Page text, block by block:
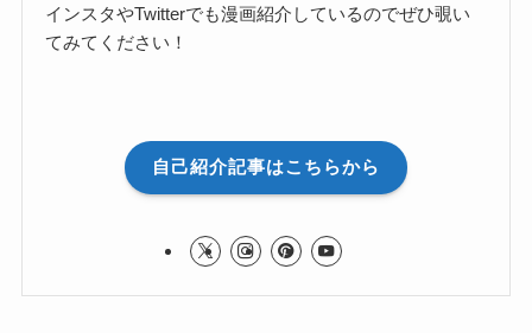
インスタやTwitterでも漫画紹介しているのでぜひ覗い
てみてください！
自己紹介記事はこちらから